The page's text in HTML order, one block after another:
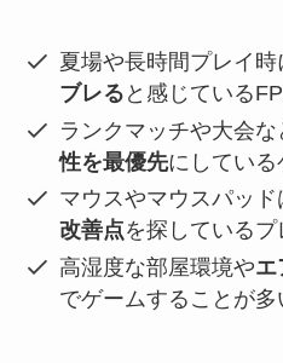
夏場や長時間プレイ時
ブレる と感じている
ランクマッチや大会な
性を最優先にしている
マウスやマウスパッド
改善点を探しているプ
高湿度な部屋環境やエ
でゲームすることが多